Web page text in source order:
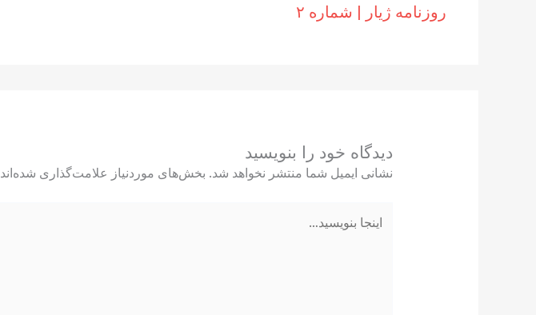
روزنامه ژیار | شماره ۲
دیدگاه‌ خود را بنویسید
نشانی ایمیل شما منتشر نخواهد شد. بخش‌های موردنیاز علامت‌گذاری شده‌اند
بنویسید…